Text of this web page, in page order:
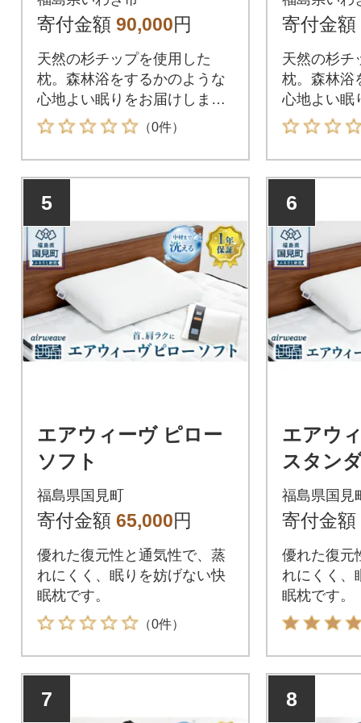
寄付金額 90,000円
天然の杉チップを使用した
枕。森林浴をするかのような
心地よい眠りをお届けしま
す。
（0件）
寄付金額
天然の杉チ
枕。森林浴
心地よい眠
す。
5
エアウィーヴ ピロー
ソフト
福島県国見町
寄付金額 65,000円
優れた復元性と通気性で、蒸
れにくく、眠りを妨げない快
眠枕です。
（0件）
6
エアウ
スタン
福島県国見
寄付金額
優れた復元
れにくく、
眠枕です。
7 8